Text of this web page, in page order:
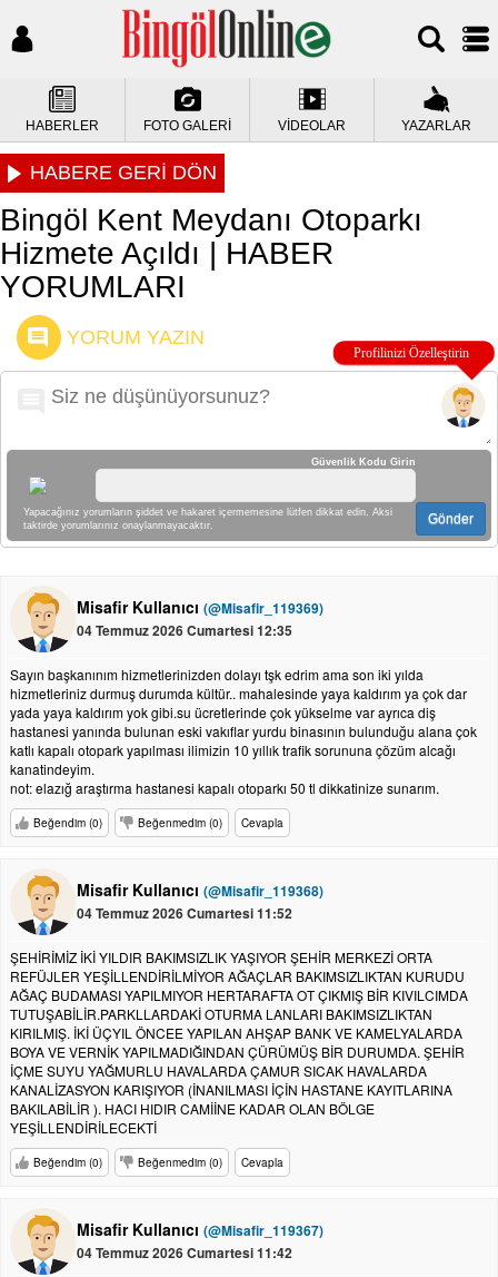
HABERLER FOTO GALERİ VİDEOLAR YAZARLAR
HABERE GERİ DÖN
Bingöl Kent Meydanı Otoparkı
Hizmete Açıldı | HABER
YORUMLARI
YORUM YAZIN
Güvenlik Kodu Girin
Yapacağınız yorumların şiddet ve hakaret içermemesine lütfen dikkat edin. Aksi
taktirde yorumlarınız onaylanmayacaktır.
Gönder
Misafir Kullanıcı (@Misafir_119369)
04 Temmuz 2026 Cumartesi 12:35
Sayın başkanınım hizmetlerinizden dolayı tşk edrim ama son iki yılda
hizmetleriniz durmuş durumda kültür.. mahalesinde yaya kaldırım ya çok dar
yada yaya kaldırım yok gibi.su ücretlerinde çok yükselme var ayrıca diş
hastanesi yanında bulunan eski vakıflar yurdu binasının bulunduğu alana çok
katlı kapalı otopark yapılması ilimizin 10 yıllık trafik sorununa çözüm alcağı
kanatindeyim.
not: elazığ araştırma hastanesi kapalı otoparkı 50 tl dikkatinize sunarım.
Beğendim (0) Beğenmedim (0) Cevapla
Misafir Kullanıcı (@Misafir_119368)
04 Temmuz 2026 Cumartesi 11:52
ŞEHİRİMİZ İKİ YILDIR BAKIMSIZLIK YAŞIYOR ŞEHİR MERKEZİ ORTA
REFÜJLER YEŞİLLENDİRİLMİYOR AĞAÇLAR BAKIMSIZLIKTAN KURUDU
AĞAÇ BUDAMASI YAPILMIYOR HERTARAFTA OT ÇIKMIŞ BİR KIVILCIMDA
TUTUŞABİLİR.PARKLLARDAKİ OTURMA LANLARI BAKIMSIZLIKTAN
KIRILMIŞ. İKİ ÜÇYIL ÖNCEE YAPILAN AHŞAP BANK VE KAMELYALARDA
BOYA VE VERNİK YAPILMADIĞINDAN ÇÜRÜMÜŞ BİR DURUMDA. ŞEHİR
İÇME SUYU YAĞMURLU HAVALARDA ÇAMUR SICAK HAVALARDA
KANALİZASYON KARIŞIYOR (İNANILMASI İÇİN HASTANE KAYITLARINA
BAKILABİLİR ). HACI HIDIR CAMİİNE KADAR OLAN BÖLGE
YEŞİLLENDİRİLECEKTİ
Beğendim (0) Beğenmedim (0) Cevapla
Misafir Kullanıcı (@Misafir_119367)
04 Temmuz 2026 Cumartesi 11:42